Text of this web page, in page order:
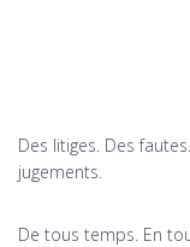
Des litiges. Des
jugements.
De tous temps. En